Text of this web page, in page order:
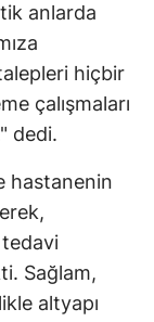
anlarda
hiçbir
çalışmaları
dedi.
hastanenin
tedavi
Sağlam,
altyapı